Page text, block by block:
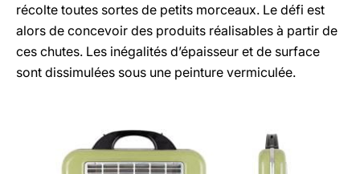
récolte toutes sortes de petits morceaux. Le défi est
alors de concevoir des produits réalisables à partir de
ces chutes. Les inégalités d’épaisseur et de surface
sont dissimulées sous une peinture vermiculée.